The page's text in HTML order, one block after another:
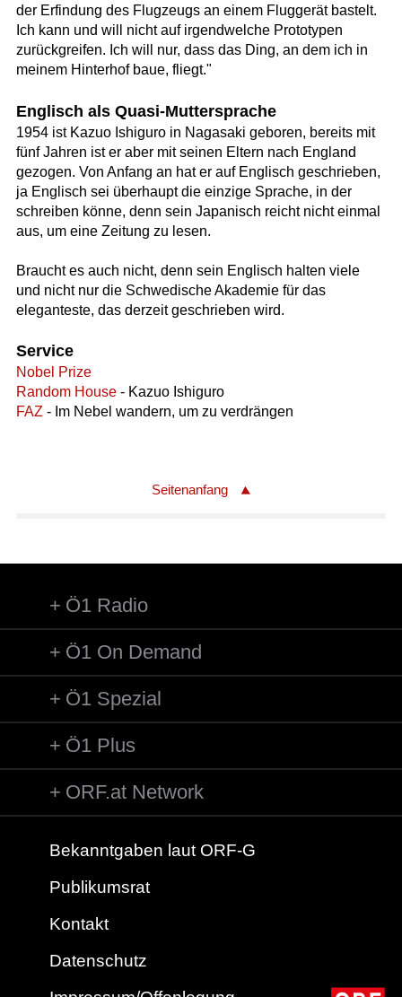
der Erfindung des Flugzeugs an einem Fluggerät bastelt.
Ich kann und will nicht auf irgendwelche Prototypen
zurückgreifen. Ich will nur, dass das Ding, an dem ich in
meinem Hinterhof baue, fliegt."
Englisch als Quasi-Muttersprache
1954 ist Kazuo Ishiguro in Nagasaki geboren, bereits mit
fünf Jahren ist er aber mit seinen Eltern nach England
gezogen. Von Anfang an hat er auf Englisch geschrieben,
ja Englisch sei überhaupt die einzige Sprache, in der
schreiben könne, denn sein Japanisch reicht nicht einmal
aus, um eine Zeitung zu lesen.
Braucht es auch nicht, denn sein Englisch halten viele
und nicht nur die Schwedische Akademie für das
eleganteste, das derzeit geschrieben wird.
Service
Nobel Prize
Random House- Kazuo Ishiguro
FAZ - Im Nebel wandern, um zu verdrängen
Seitenanfang
Ö1 Radio
Ö1 On Demand
Ö1 Spezial
Ö1 Plus
ORF.at Network
Bekanntgaben laut ORF-G
Publikumsrat
Kontakt
Datenschutz